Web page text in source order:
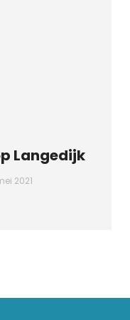
Langedijk
2021